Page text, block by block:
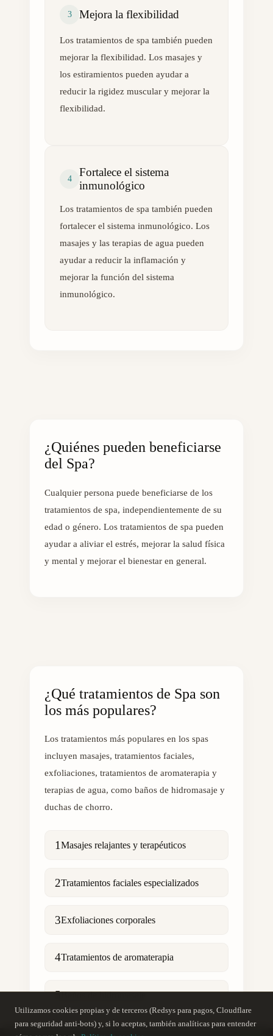
3 Mejora la flexibilidad
Los tratamientos de spa también pueden
mejorar la flexibilidad. Los masajes y
los estiramientos pueden ayudar a
reducir la rigidez muscular y mejorar la
flexibilidad.
4
Fortalece el sistema
inmunológico
Los tratamientos de spa también pueden
fortalecer el sistema inmunológico. Los
masajes y las terapias de agua pueden
ayudar a reducir la inflamación y
mejorar la función del sistema
inmunológico.
¿Quiénes pueden beneficiarse
del Spa?
Cualquier persona puede beneficiarse de los
tratamientos de spa, independientemente de su
edad o género. Los tratamientos de spa pueden
ayudar a aliviar el estrés, mejorar la salud física
y mental y mejorar el bienestar en general.
¿Qué tratamientos de Spa son
los más populares?
Los tratamientos más populares en los spas
incluyen masajes, tratamientos faciales,
exfoliaciones, tratamientos de aromaterapia y
terapias de agua, como baños de hidromasaje y
duchas de chorro.
1 Masajes relajantes y terapéuticos
2Tratamientos faciales especializados
3Exfoliaciones corporales
4Tratamientos de aromaterapia
5Baños de hidromasaje
6 Duchas de chorro
Utilizamos cookies propias y de terceros (Redsys para pagos, Cloudflare
para seguridad anti-bots) y, si lo aceptas, también analíticas para entender